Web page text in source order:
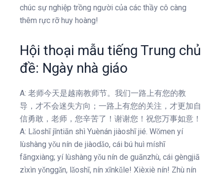
chúc sự nghiệp trồng người của các thầy cô càng
thêm rực rỡ huy hoàng!
Hội thoại mẫu tiếng Trung chủ
đề: Ngày nhà giáo
A: 老师今天是越南教师节。我们一路上有您的教
导，才不会迷失方向；一路上有您的关注，才更加自
信勇敢，老师，您辛苦了！谢谢您！祝您万事如意！
A: Lǎoshī jīntiān shì Yuènán jiàoshī jié. Wǒmen yí
lùshàng yǒu nín de jiàodǎo, cái bú huì míshī
fāngxiàng; yí lùshàng yǒu nín de guānzhù, cái gèngjiā
zìxìn yǒnggǎn, lǎoshī, nín xīnkǔle! Xièxiè nín! Zhù nín